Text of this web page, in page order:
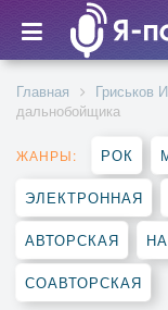
Главная Гриськов
дальнобойщика
ЖАНРЫ: РОК
ЭЛЕКТРОННАЯ
АВТОРСКАЯ
СОАВТОРСКАЯ